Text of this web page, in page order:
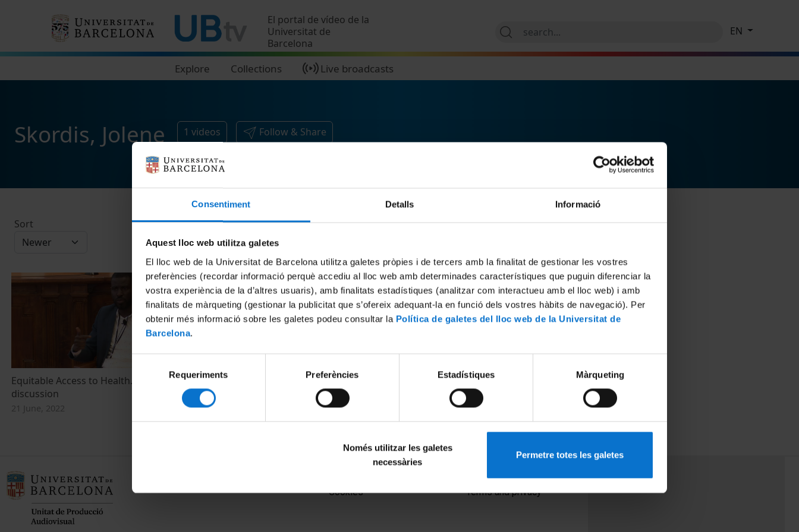
Consentiment Detalls Informació
Aquest lloc web utilitza galetes
El lloc web de la Universitat de Barcelona utilitza galetes pròpies i de tercers amb la finalitat de gestionar les vostres
preferències (recordar informació perquè accediu al lloc web amb determinades característiques que puguin diferenciar la
vostra experiència de la d’altres usuaris), amb finalitats estadístiques (analitzar com interactueu amb el lloc web) i amb
finalitats de màrqueting (gestionar la publicitat que s’ofereix adequant-la en funció dels vostres hàbits de navegació). Per
obtenir més informació sobre les galetes podeu consultar la Política de galetes del lloc web de la Universitat de
Barcelona.
consentiment
Requeriments Preferències Estadístiques Màrqueting
Només utilitzar les galetes
necessàries
Permetre totes les galetes
El portal de vídeo de la
Universitat de
Barcelona
Explore Collections Live broadcasts
EN
Skordis, Jolene 1 videos Follow & Share
Sort
Equitable Access to Health. Panel
discussion
21 June, 2022
Cookies
Terms and privacy